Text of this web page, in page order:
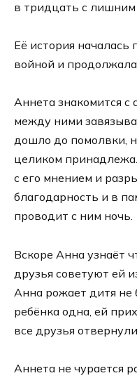
в тридцать с лишним
Её история
войной и
Аннета знакомится
между ними
дошло до помолвки,
целиком
с его мнением и
благодарность и в
проводит с ним ночь.
Вскоре Анна узнаёт
друзья советуют ей
Анна рожает дитя не
ребёнка одна, ей
все друзья
Аннета не чурается